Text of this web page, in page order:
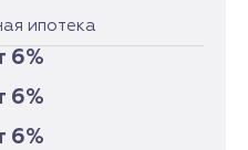
ипотека
6%
6%
6%